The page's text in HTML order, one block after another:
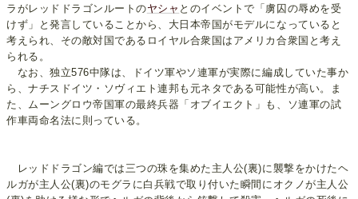
ラがレッドドラゴンルートのヤシャ とのイベントで「虜囚の辱めを受
けず」と発言していることから、大日本帝国がモデルになっていると
考えられ、その敵対国であるロイヤル合衆国はアメリカ合衆国と考え
られる。
なお、独立576中隊は、ドイツ軍やソ連軍が実際に編成していた事か
ら、ナチスドイツ・ソヴィエト連邦も元ネタである可能性が高い。ま
た、ムーングロウ帝国軍の最終兵器「オブイエクト」も、ソ連軍の試
作車両命名法に則っている。
レッドドラゴン編では三つの珠を集めた主人公(裏)に襲撃をかけたヘ
ルガが主人公(裏)のモグラに白兵戦で取り付いた瞬間にオクノが主人公